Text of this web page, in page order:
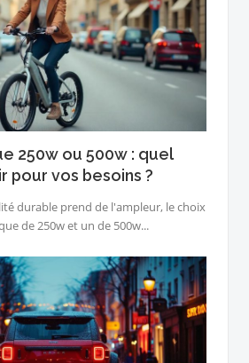
250w ou 500w : quel
pour vos besoins ?
durable prend de l'ampleur, le choix
de 250w et un de 500w...